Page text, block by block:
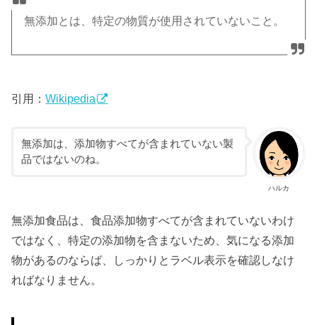
無添加とは、特定の物質が使用されていないこと。
引用：Wikipedia
ハルカ
無添加は、添加物すべてが含まれていない製
品ではないのね。
無添加食品は、食品添加物すべてが含まれていないわけ
ではなく、特定の添加物を含まないため、気になる添加
物があるのならば、しっかりとラベル表示を確認しなけ
ればなりません。